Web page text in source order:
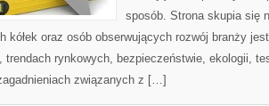
sposób. Strona skupia się
kółek oraz osób obserwujących rozwój branży
trendach rynkowych, bezpieczeństwie, ekologii,
związanych z […]